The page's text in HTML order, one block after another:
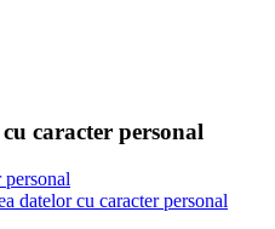
caracter personal
personal
datelor cu caracter personal